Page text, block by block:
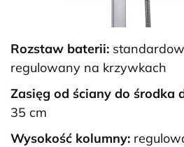
Rozstaw baterii:
regulowany na krzywkach
Zasięg od ściany do środka
35 cm
Wysokość kolumny: